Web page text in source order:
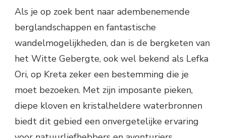
Als je op zoek bent naar adembenemende
berglandschappen en fantastische
wandelmogelijkheden, dan is de bergketen van
het Witte Gebergte, ook wel bekend als Lefka
Ori, op Kreta zeker een bestemming die je
moet bezoeken. Met zijn imposante pieken,
diepe kloven en kristalheldere waterbronnen
biedt dit gebied een onvergetelijke ervaring